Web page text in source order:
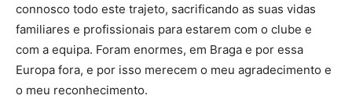
connosco todo este trajeto, sacrificando as suas vidas
familiares e profissionais para estarem com o clube e
com a equipa. Foram enormes, em Braga e por essa
Europa fora, e por isso merecem o meu agradecimento e
o meu reconhecimento.